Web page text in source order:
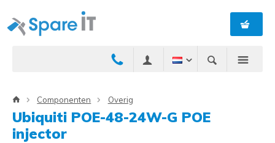
Componenten Overig
Ubiquiti POE-48-24W-G POE
injector